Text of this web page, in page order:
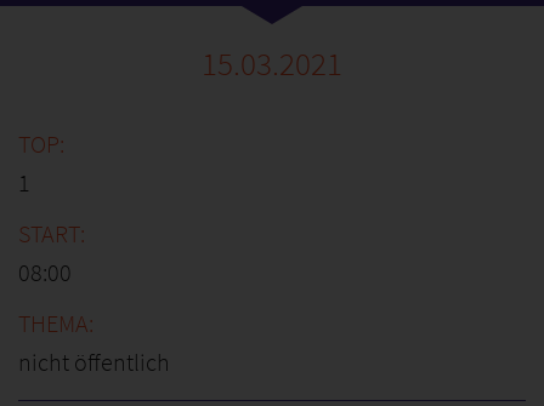
15.03.2021
1
08:00
nicht öffentlich